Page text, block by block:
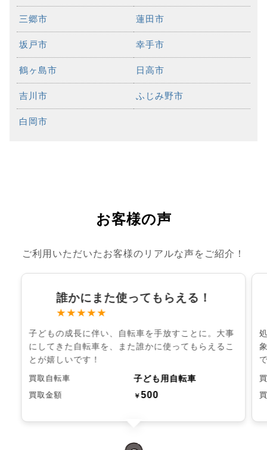
三郷市 蓮田市
坂戸市 幸手市
鶴ヶ島市 日高市
吉川市 ふじみ野市
白岡市
お客様の声
ご利用いただいたお客様のリアルな声をご紹介！
誰かにまた使ってもらえる！
★★★★★
子どもの成長に伴い、自転車を手放すことに。大事
にしてきた自転車を、また誰かに使ってもらえるこ
とが嬉しいです！
買取自転車 子ども用自転車
買取金額 ￥500